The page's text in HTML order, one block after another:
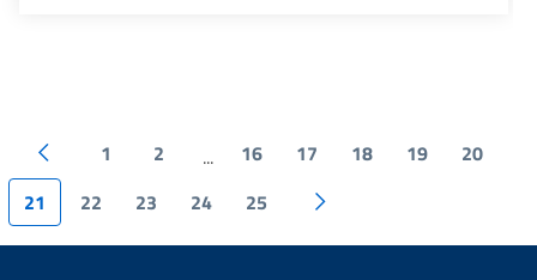
1 2 ... 16 17 18 19
20
21
22 23 24 25